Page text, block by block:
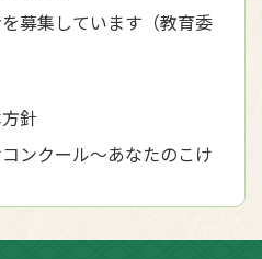
募集しています（教育委
針
ンクール～あなたのこけ